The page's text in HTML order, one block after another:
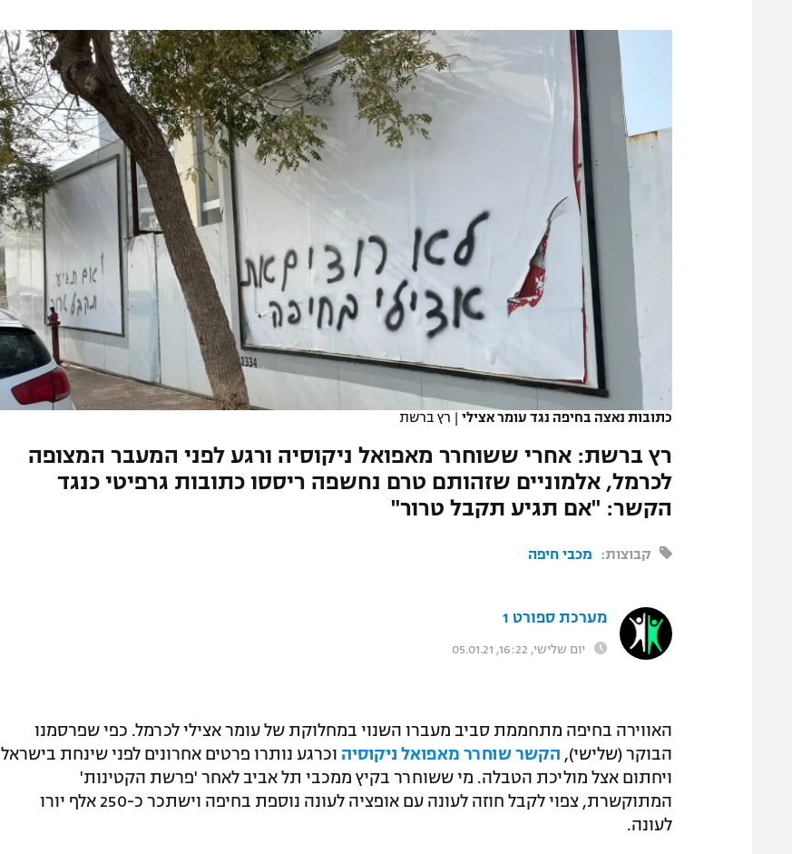
תקנון משתתפים וזוכים בפרסים
תקנון עבור פעילות אלקטרה
תקנון עבור פעילות ספורט 1 – "מרלן"
טניס
תנאי שימוש
מדיניות פרטיות
תקנון פעילות ספורט 1
רשיון להקרנה פומבית לבית עסק
הצטרפות לחבילת הערוצים
לוח דרושים – ג'ובנט
תגיות
המגזין
הפועל תל אביב
הפועל חיפה
הפועל באר שבע
מכבי נתניה
בני יהודה
ליגה סינית
ליגה ברזילאית
ליגות נוספות
כתובות נאצה בחיפה נגד עומר אצילי | רץ ברשת
רץ ברשת: אחרי ששוחרר מאפואל ניקוסיה ורגע לפני המעבר המצופה
לכרמל, אלמוניים שזהותם טרם נחשפה ריססו כתובות גרפיטי כנגד
הקשר: "אם תגיע תקבל טרור"
קבוצות: מכבי חיפה
מערכת ספורט 1
יום שלישי, 16:22, 05.01.21
האווירה בחיפה מתחממת סביב מעברו השנוי במחלוקת של עומר אצילי לכרמל. כפי שפרסמנו
הבוקר (שלישי), הקשר שוחרר מאפואל ניקוסיה וכרגע נותרו פרטים אחרונים לפני שינחת בישראל
ויחתום אצל מוליכת הטבלה. מי ששוחרר בקיץ ממכבי תל אביב לאחר 'פרשת הקטינות'
המתוקשרת, צפוי לקבל חוזה לעונה עם אופציה לעונה נוספת בחיפה וישתכר כ-250 אלף יורו
לעונה.